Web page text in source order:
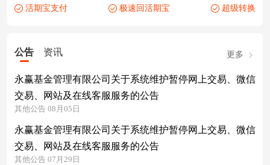
活期宝支付 极速回活期宝 超级转换
公告 资讯 更多
永赢基金管理有限公司关于系统维护暂停网上交易、微信
交易、网站及在线客服服务的公告
其他公告 08月05日
永赢基金管理有限公司关于系统维护暂停网上交易、微信
交易、网站及在线客服服务的公告
其他公告 07月29日